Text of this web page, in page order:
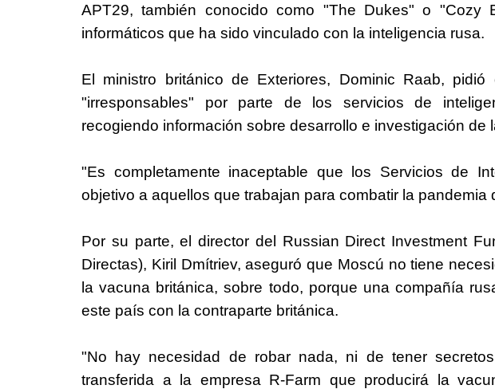
APT29, también conocido como "The Dukes" o "Cozy
informáticos que ha sido vinculado con la inteligencia rusa.
El ministro británico de Exteriores, Dominic Raab,
"irresponsables" por parte de los servicios de
recogiendo información sobre desarrollo e investigación de
"Es completamente inaceptable que los Servicios de
objetivo a aquellos que trabajan para combatir la pandemia
Por su parte, el director del Russian Direct Investment
Directas), Kiril Dmítriev, aseguró que Moscú no tiene
la vacuna británica, sobre todo, porque una compañía
este país con la contraparte británica.
"No hay necesidad de robar nada, ni de tener
transferida a la empresa R-Farm que producirá la